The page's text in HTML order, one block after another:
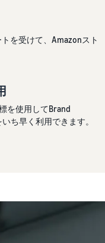
を受けて、Amazonスト
を使用してBrand
ち早く利用できます。